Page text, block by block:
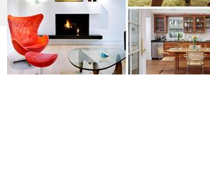
©2026 - casapratica.org - p.iva 03338800984